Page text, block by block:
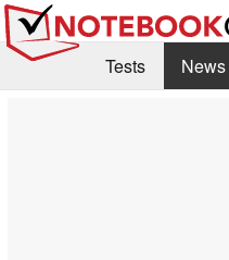
Tests News